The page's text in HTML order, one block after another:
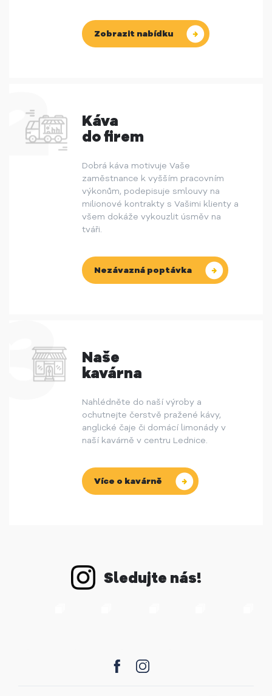
Zobrazit nabídku
Káva
do firem
Dobrá káva motivuje Vaše
zaměstnance k vyšším pracovním
výkonům, podepisuje smlouvy na
milionové kontrakty s Vašimi klienty a
všem dokáže vykouzlit úsměv na
tváři.
Nezávazná poptávka
Naše
kavárna
Nahlédněte do naší výroby a
ochutnejte čerstvě pražené kávy,
anglické čaje či domácí limonády v
naší kavárně v centru Lednice.
Více o kavárně
Sledujte nás!